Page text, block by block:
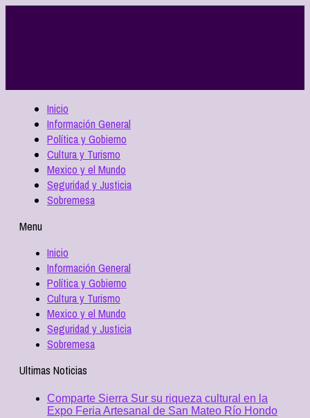
Inicio
Información General
Política y Gobierno
Cultura y Turismo
Mexico y el Mundo
Seguridad y Justicia
Sobremesa
Menu
Inicio
Información General
Política y Gobierno
Cultura y Turismo
Mexico y el Mundo
Seguridad y Justicia
Sobremesa
Ultimas Noticias
Comparte Sierra Sur su riqueza cultural en la
Expo Feria Artesanal de San Mateo Río Hondo